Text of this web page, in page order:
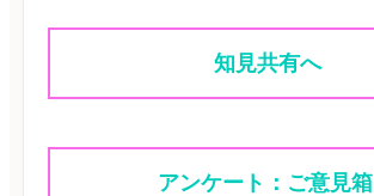
知見共有へ
アンケート：ご意見箱